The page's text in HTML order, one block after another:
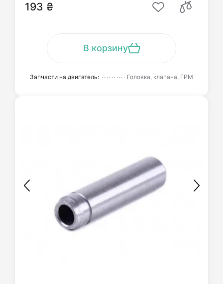
193 ₴
В корзину
Запчасти на двигатель: Головка, клапана, ГРМ